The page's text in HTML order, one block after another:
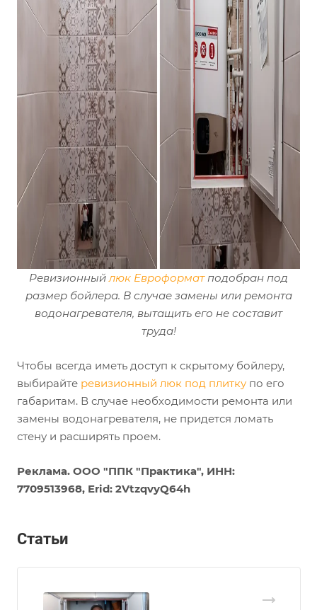
Ревизионныйлюк Евроформатподобран под
размер бойлера. В случае замены или ремонта
водонагревателя, вытащить его не составит
труда!
Чтобы всегда иметь доступ к скрытому бойлеру,
выбирайте ревизионный люк под плитку по его
габаритам. В случае необходимости ремонта или
замены водонагревателя, не придется ломать
стену и расширять проем.
Реклама. ООО "ППК "Практика", ИНН:
7709513968, Erid: 2VtzqvyQ64h
Статьи